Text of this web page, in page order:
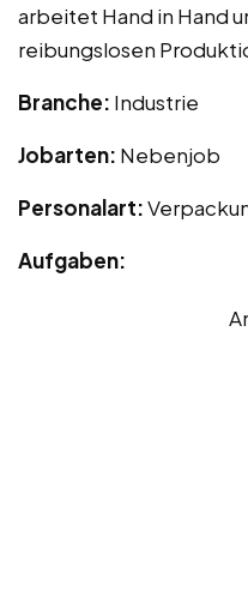
arbeitet Hand in Hand
reibungslosen
Branche: Industrie
Jobarten: Nebenjob
Personalart:
Aufgaben: